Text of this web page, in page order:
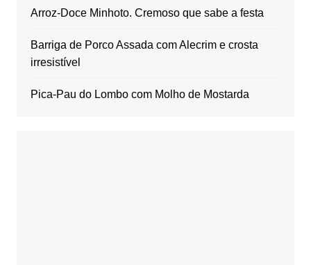
Arroz-Doce Minhoto. Cremoso que sabe a festa
Barriga de Porco Assada com Alecrim e crosta
irresistível
Pica-Pau do Lombo com Molho de Mostarda